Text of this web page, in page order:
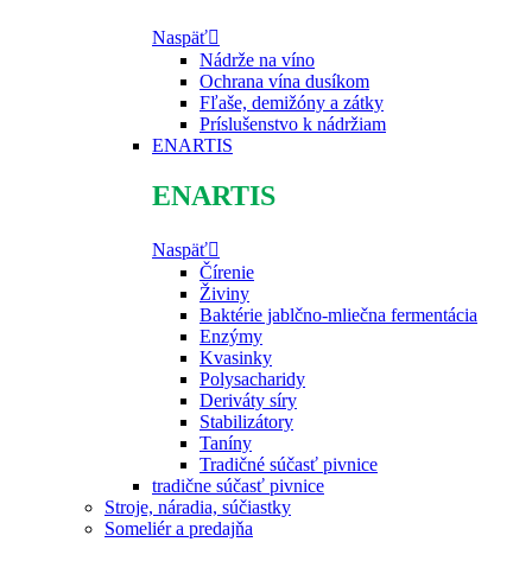
Naspäť
Nádrže na víno
Ochrana vína dusíkom
Fľaše, demižóny a zátky
Príslušenstvo k nádržiam
ENARTIS
ENARTIS
Naspäť
Čírenie
Živiny
Baktérie jablčno-mliečna fermentácia
Enzýmy
Kvasinky
Polysacharidy
Deriváty síry
Stabilizátory
Taníny
Tradičné súčasť pivnice
tradične súčasť pivnice
Stroje, náradia, súčiastky
Someliér a predajňa